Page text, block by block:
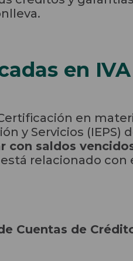
en
en
y Servicios (IEPS)
con saldos
relacionado con
Cuentas de